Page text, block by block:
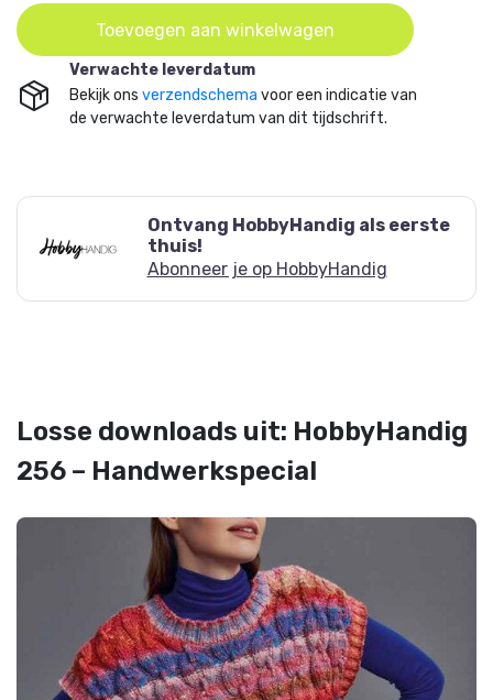
Toevoegen aan winkelwagen
Verwachte leverdatum
Bekijk ons verzendschema voor een indicatie van
de verwachte leverdatum van dit tijdschrift.
Ontvang HobbyHandig als eerste
thuis!
Abonneer je op HobbyHandig
Losse downloads uit: HobbyHandig
256 – Handwerkspecial